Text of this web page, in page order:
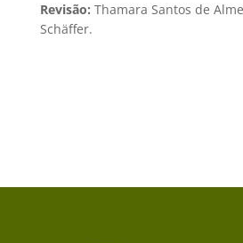
Revisão: Thamara Santos de
Schäffer.